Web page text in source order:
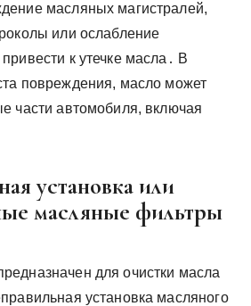
масляных магистралей,
или ослабление
к утечке масла․ В
повреждения, масло может
части автомобиля, включая
установка или
масляные фильтры
для очистки масла
установка масляного